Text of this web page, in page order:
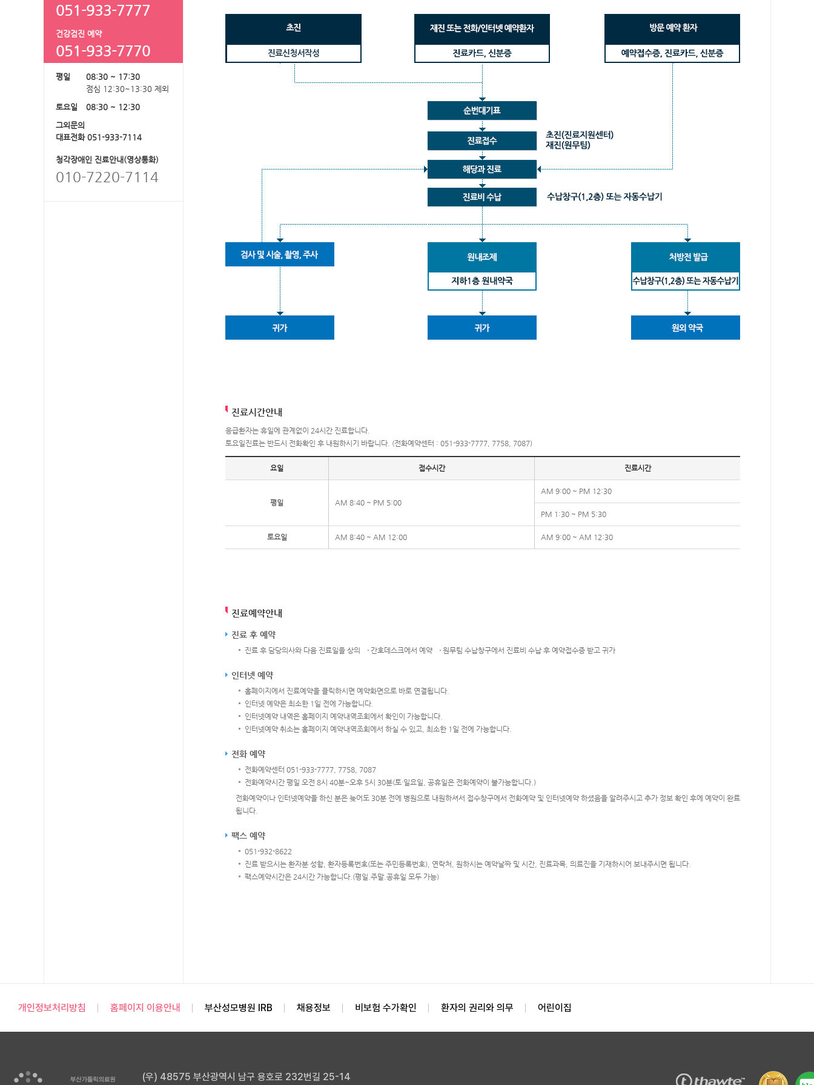
051-933-7777
건강검진 예약
051-933-7770
평일
08:30 ~ 17:30
점심 12:30~13:30 제외
토요일
08:30 ~ 12:30
그외문의
대표전화 051-933-7114
청각장애인 진료안내(영상통화)
010-7220-7114
진료시간안내
응급환자는 휴일에 관계없이 24시간 진료합니다.
토요일진료는 반드시 전화확인 후 내원하시기 바랍니다. (전화예약센터 : 051-933-7777, 7758, 7087)
요일 접수시간 진료시간
평일 AM 8:40 ~ PM 5:00
AM 9:00 ~ PM 12:30
PM 1:30 ~ PM 5:30
토요일 AM 8:40 ~ AM 12:00 AM 9:00 ~ AM 12:30
진료예약안내
진료 후 예약
진료 후 담당의사와 다음 진료일을 상의 → 간호데스크에서 예약 → 원무팀 수납창구에서 진료비 수납 후 예약접수증 받고 귀가
인터넷 예약
홈페이지에서 진료예약을 클릭하시면 예약화면으로 바로 연결됩니다.
인터넷 예약은 최소한 1일 전에 가능합니다.
인터넷예약 내역은 홈페이지 예약내역조회에서 확인이 가능합니다.
인터넷예약 취소는 홈페이지 예약내역조회에서 하실 수 있고, 최소한 1일 전에 가능합니다.
전화 예약
전화예약센터 051-933-7777, 7758, 7087
전화예약시간 평일 오전 8시 40분~오후 5시 30분(토·일요일, 공휴일은 전화예약이 불가능합니다.)
전화예약이나 인터넷예약을 하신 분은 늦어도 30분 전에 병원으로 내원하셔서 접수창구에서 전화예약 및 인터넷예약 하셨음을 알려주시고 추가 정보 확인 후에 예약이 완료
됩니다.
팩스 예약
051-932-8622
진료 받으시는 환자분 성함, 환자등록번호(또는 주민등록번호), 연락처, 원하시는 예약날짜 및 시간, 진료과목, 의료진을 기재하시어 보내주시면 됩니다.
팩스예약시간은 24시간 가능합니다.(평일.주말.공휴일 모두 가능)
개인정보처리방침 홈페이지 이용안내 부산성모병원 IRB 채용정보 비보험 수가확인 환자의 권리와 의무 어린이집
(우) 48575 부산광역시 남구 용호로 232번길 25-14